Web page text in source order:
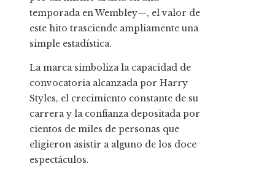
temporada en Wembley—, el valor de
este hito trasciende ampliamente una
simple estadística.
La marca simboliza la capacidad de
convocatoria alcanzada por Harry
Styles, el crecimiento constante de su
carrera y la confianza depositada por
cientos de miles de personas que
eligieron asistir a alguno de los doce
espectáculos.